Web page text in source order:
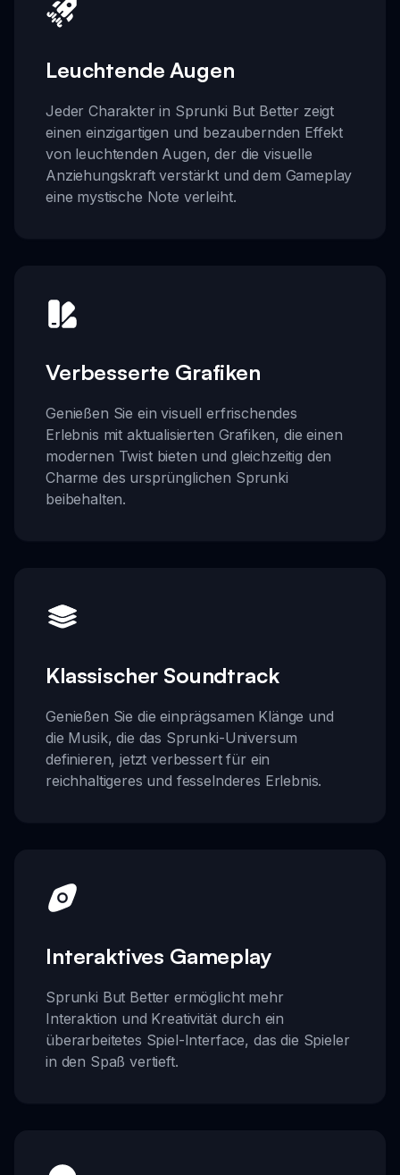
Leuchtende Augen
Jeder Charakter in Sprunki But Better zeigt
einen einzigartigen und bezaubernden Effekt
von leuchtenden Augen, der die visuelle
Anziehungskraft verstärkt und dem Gameplay
eine mystische Note verleiht.
Verbesserte Grafiken
Genießen Sie ein visuell erfrischendes
Erlebnis mit aktualisierten Grafiken, die einen
modernen Twist bieten und gleichzeitig den
Charme des ursprünglichen Sprunki
beibehalten.
Klassischer Soundtrack
Genießen Sie die einprägsamen Klänge und
die Musik, die das Sprunki-Universum
definieren, jetzt verbessert für ein
reichhaltigeres und fesselnderes Erlebnis.
Interaktives Gameplay
Sprunki But Better ermöglicht mehr
Interaktion und Kreativität durch ein
überarbeitetes Spiel-Interface, das die Spieler
in den Spaß vertieft.